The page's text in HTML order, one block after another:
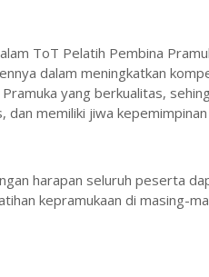
ToT Pelatih Pembina
dalam meningkatkan
yang berkualitas,
memiliki jiwa kepemimpinan
harapan seluruh peserta
kepramukaan di masing-